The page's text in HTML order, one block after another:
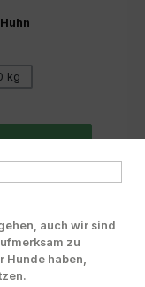
kg
Warenkorb
auch wir sind
zu
Hunde haben,